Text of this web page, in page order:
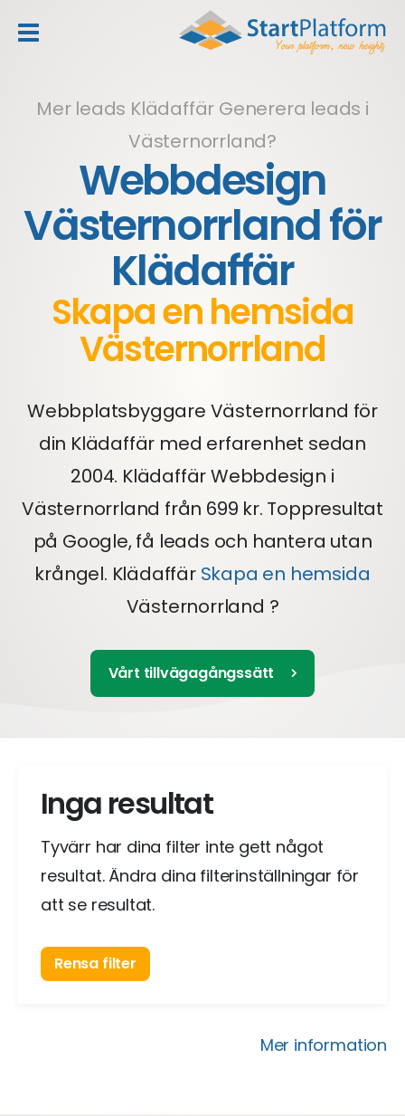
Mer leads Klädaffär Generera leads i
Västernorrland?
Webbdesign
Västernorrland för
Klädaffär
Skapa en hemsida
Västernorrland
Webbplatsbyggare Västernorrland för
din Klädaffär med erfarenhet sedan
2004. Klädaffär Webbdesign i
Västernorrland från 699 kr. Toppresultat
på Google, få leads och hantera utan
krångel. Klädaffär Skapa en hemsida
Västernorrland ?
Vårt tillvägagångssätt
Inga resultat
Tyvärr har dina filter inte gett något
resultat. Ändra dina filterinställningar för
att se resultat.
Rensa filter
Mer information
header_toggle_navigation